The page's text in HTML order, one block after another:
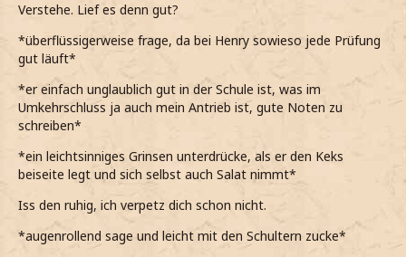
Verstehe. Lief es denn gut?
*überflüssigerweise frage, da bei Henry sowieso jede Prüfung
gut läuft*
*er einfach unglaublich gut in der Schule ist, was im
Umkehrschluss ja auch mein Antrieb ist, gute Noten zu
schreiben*
*ein leichtsinniges Grinsen unterdrücke, als er den Keks
beiseite legt und sich selbst auch Salat nimmt*
Iss den ruhig, ich verpetz dich schon nicht.
*augenrollend sage und leicht mit den Schultern zucke*